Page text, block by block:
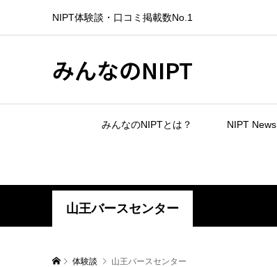
NIPT体験談・口コミ掲載数No.1
みんなのNIPT
みんなのNIPTとは？ NIPT News
山王バースセンター
体験談 山王バースセンター